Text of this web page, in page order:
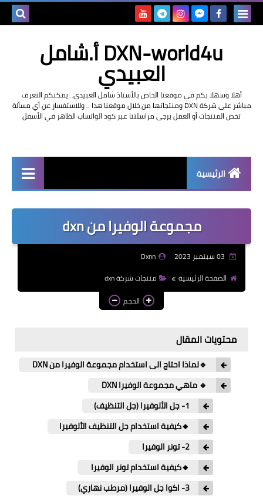
DXN-world4u أ.شامل
العبيدي
أهلا وسهلا بكم في موقعنا الخاص بالأستاذ شامل العبيدي.. يمكنكم التعرف
مباشر على شركة DXN ومنتجاتها من خلال موقعنا هذا .. وللاستفسار عن أي مسألة
تخص المنتجات أو العمل يرجى مراسلتنا عبر كود الواتساب الظاهر في الأسفل
الرئيسية
مجموعة الوفيرا من dxn
Dxnn
الصفحة الرئيسية
منتجات شركة dxn
الحجم
محتويات المقال
🔹لماذا احتاج الى استخدام مجموعة الوفيرا من DXN
🔹 ماهي مجموعة الوفيرا DXN
1- جل الألوفيرا (جل التنظيف)
🔸كيفية استخدام جل التنظيف الألوفيرا
2- تونر الوفيرا
🔸كيفية استخدام تونر الوفيرا
3- اكوا جل الوفيرا (مرطب نهاري)